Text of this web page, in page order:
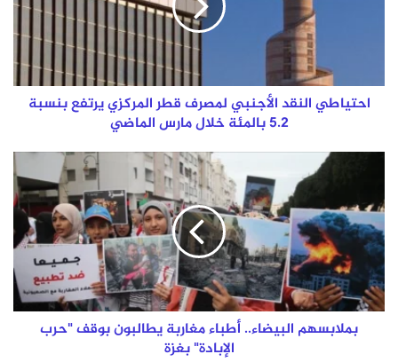
5.2
بالمئة
الماضي
احتياطي النقد الأجنبي لمصرف قطر المركزي يرتفع بنسبة
5.2 بالمئة خلال مارس الماضي
بملابسهم
أطباء
مغاربة
يطالبون
بوقف
"حرب
الإبادة"
بغزة
بملابسهم البيضاء.. أطباء مغاربة يطالبون بوقف "حرب
الإبادة" بغزة